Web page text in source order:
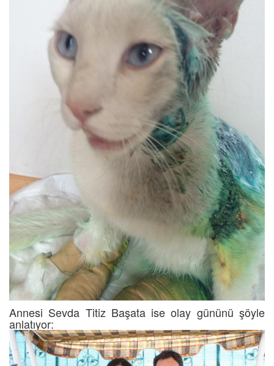
Annesi Sevda Titiz Başata ise olay gününü şöyle
anlatıyor: